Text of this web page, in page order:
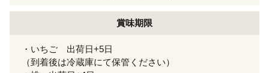
賞味期限
・いちご 出荷日+5日
（到着後は冷蔵庫にて保管ください）